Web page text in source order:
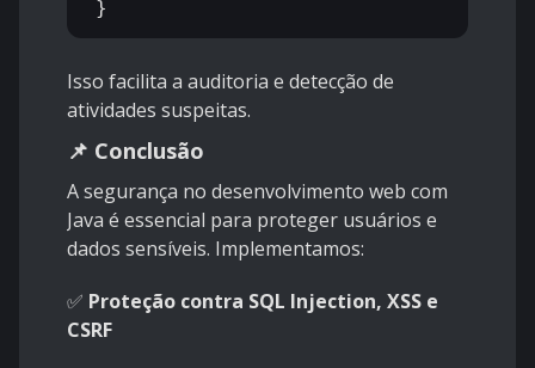
Isso facilita a auditoria e detecção de
atividades suspeitas.
📌 Conclusão
A segurança no desenvolvimento web com
Java é essencial para proteger usuários e
dados sensíveis. Implementamos:
✅ Proteção contra SQL Injection, XSS e
CSRF